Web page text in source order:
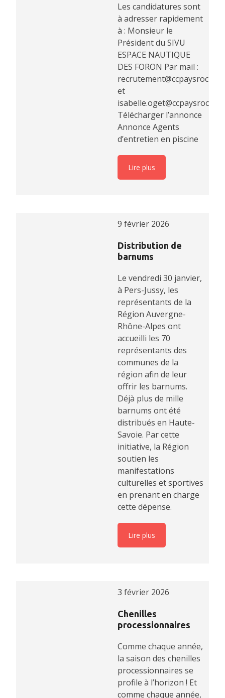
Les candidatures sont
à adresser rapidement
à : Monsieur le
Président du SIVU
ESPACE NAUTIQUE
DES FORON Par mail :
et
Télécharger l’annonce
Annonce Agents
d’entretien en piscine
Lire plus
9 février 2026
Distribution de
barnums
Le vendredi 30 janvier,
à Pers-Jussy, les
représentants de la
Région Auvergne-
Rhône-Alpes ont
accueilli les 70
représentants des
communes de la
région afin de leur
offrir les barnums.
Déjà plus de mille
barnums ont été
distribués en Haute-
Savoie. Par cette
initiative, la Région
soutien les
manifestations
culturelles et sportives
en prenant en charge
cette dépense.
Lire plus
3 février 2026
Chenilles
processionnaires
Comme chaque année,
la saison des chenilles
processionnaires se
profile à l’horizon ! Et
comme chaque année,